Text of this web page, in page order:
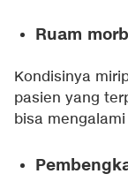
Ruam
Kondisinya
pasien yang
bisa